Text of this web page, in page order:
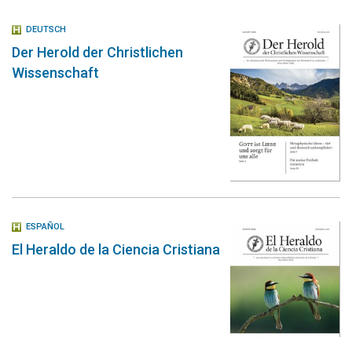
DEUTSCH
Der Herold der Christlichen
Wissenschaft
ESPAÑOL
El Heraldo de la Ciencia Cristiana